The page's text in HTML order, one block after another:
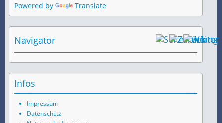
Powered by Translate
Navigator
Infos
Impressum
Datenschutz